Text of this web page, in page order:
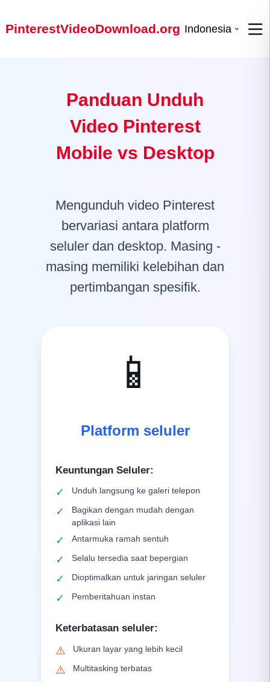
PinterestVideoDownload.org Indonesia
Panduan Unduh
Video Pinterest
Mobile vs Desktop
Mengunduh video Pinterest
bervariasi antara platform
seluler dan desktop. Masing -
masing memiliki kelebihan dan
pertimbangan spesifik.
📱
Platform seluler
Keuntungan Seluler:
✓ Unduh langsung ke galeri telepon
✓
Bagikan dengan mudah dengan
aplikasi lain
✓ Antarmuka ramah sentuh
✓ Selalu tersedia saat bepergian
✓ Dioptimalkan untuk jaringan seluler
✓ Pemberitahuan instan
Keterbatasan seluler:
⚠️ Ukuran layar yang lebih kecil
⚠️ Multitasking terbatas